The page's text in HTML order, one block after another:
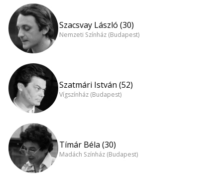
Szacsvay László (30)
Nemzeti Színház (Budapest)
Szatmári István (52)
Vígszínház (Budapest)
Tímár Béla (30)
Madách Színház (Budapest)